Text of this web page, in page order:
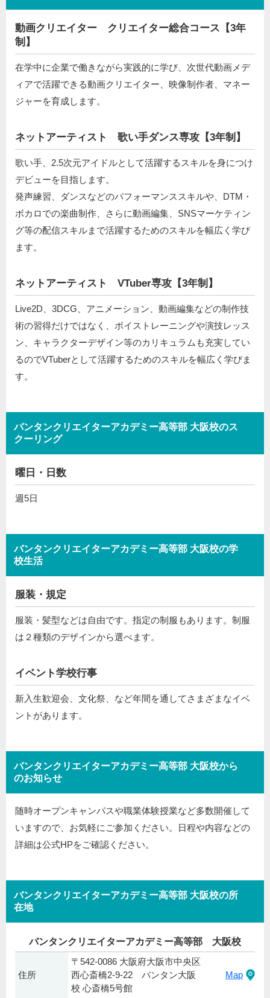
動画クリエイター クリエイター総合コース【3年
制】
在学中に企業で働きながら実践的に学び、次世代動画メデ
ィアで活躍できる動画クリエイター、映像制作者、マネー
ジャーを育成します。
ネットアーティスト 歌い手ダンス専攻【3年制】
歌い手、2.5次元アイドルとして活躍するスキルを身につけ
デビューを目指します。
発声練習、ダンスなどのパフォーマンススキルや、DTM・
ボカロでの楽曲制作、さらに動画編集、SNSマーケティン
グ等の配信スキルまで活躍するためのスキルを幅広く学び
ます。
ネットアーティスト VTuber専攻【3年制】
Live2D、3DCG、アニメーション、動画編集などの制作技
術の習得だけではなく、ボイストレーニングや演技レッス
ン、キャラクターデザイン等のカリキュラムも充実してい
るのでVTuberとして活躍するためのスキルを幅広く学びま
す。
バンタンクリエイターアカデミー高等部 大阪校のス
クーリング
曜日・日数
週5日
バンタンクリエイターアカデミー高等部 大阪校の学
校生活
服装・規定
服装・髪型などは自由です。指定の制服もあります。制服
は２種類のデザインから選べます。
イベント学校行事
新入生歓迎会、文化祭、など年間を通してさまざまなイベ
ントがあります。
バンタンクリエイターアカデミー高等部 大阪校から
のお知らせ
随時オープンキャンパスや職業体験授業など多数開催して
いますので、お気軽にご参加ください。日程や内容などの
詳細は公式HPをご確認ください。
バンタンクリエイターアカデミー高等部 大阪校の所
在地
バンタンクリエイターアカデミー高等部 大阪校
住所
〒542-0086 大阪府大阪市中央区
西心斎橋2-9-22 バンタン大阪
校 心斎橋5号館
Map